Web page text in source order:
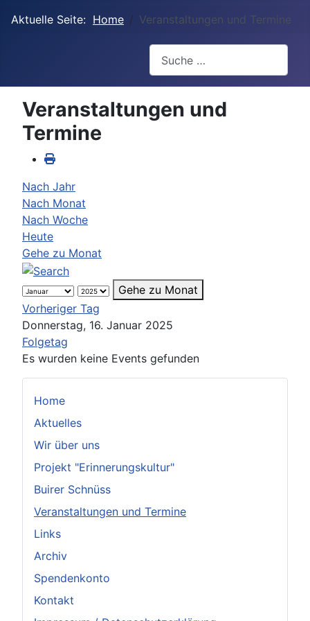
Aktuelle Seite: Home Veranstaltungen und Termine
Home
Aktuelles
Wir über uns
Projekt "Erinnerungskultur"
Buirer Schnüss
Veranstaltungen und Termine
Links
Archiv
Spendenkonto
Kontakt
Veranstaltungen und
Termine
Nach Jahr
Nach Monat
Nach Woche
Heute
Gehe zu Monat
Gehe zu Monat
Vorheriger Tag
Donnerstag, 16. Januar 2025
Folgetag
Es wurden keine Events gefunden